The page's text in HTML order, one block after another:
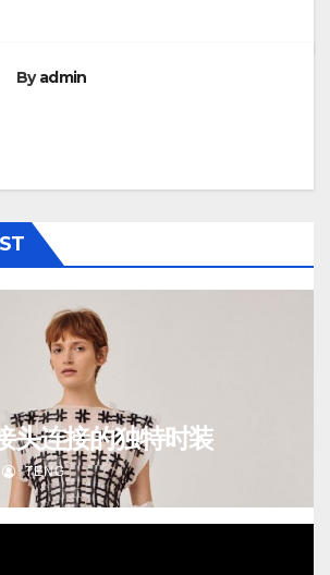
Byadmin
头连接的独特时装
TENG